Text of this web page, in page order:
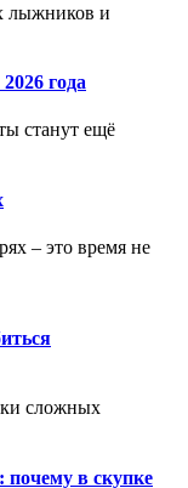
лыжников и
года
станут ещё
– это время не
сложных
почему в скупке